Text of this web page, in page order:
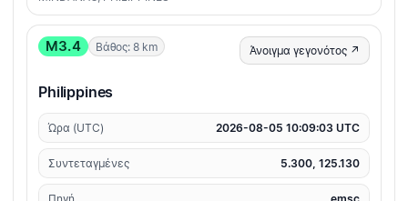
M3.4 Βάθος: 8 km Άνοιγμα γεγονότος ↗
Philippines
Ώρα (UTC) 2026-08-05 10:09:03 UTC
Συντεταγμένες 5.300, 125.130